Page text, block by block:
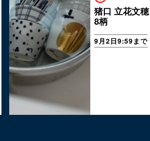
猪口 立花文穂
8柄
9月2日9:59まで